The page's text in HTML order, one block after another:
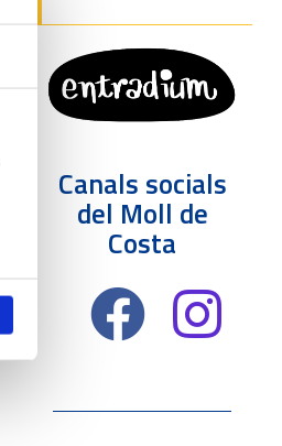
Canals socials
del Moll de
Costa